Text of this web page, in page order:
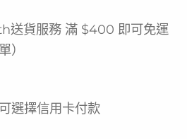
送貨服務 滿 $400 即可免運
）
選擇信用卡付款